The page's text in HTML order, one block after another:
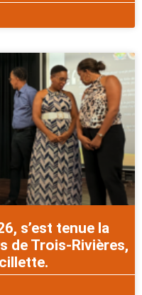
s’est tenue la
de Trois-Rivières,